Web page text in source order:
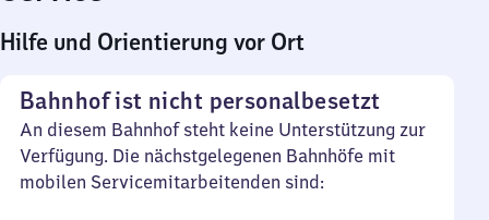
Hilfe und Orientierung vor Ort
Bahnhof ist nicht personalbesetzt
An diesem Bahnhof steht keine Unterstützung zur
Verfügung. Die nächstgelegenen Bahnhöfe mit
mobilen Servicemitarbeitenden sind: